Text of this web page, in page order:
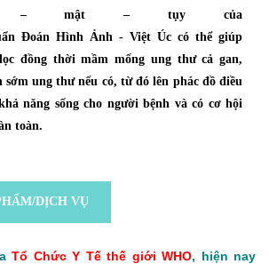
– mật – tụy của
Đoán Hình Ảnh - Việt Úc có thể giúp
đồng thời mầm mống ung thư cả gan,
ung thư nếu có, từ đó lên phác đồ điều
năng sống cho người bệnh và có cơ hội
toàn.
DỊCH VỤ
Tổ Chức Y Tế thế giới WHO, hiện nay